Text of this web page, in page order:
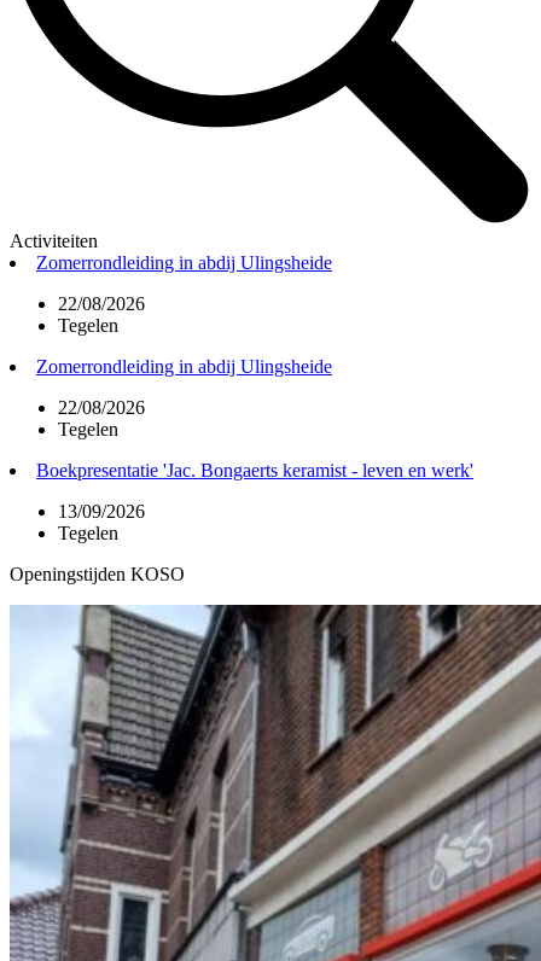
Activiteiten
Zomerrondleiding in abdij Ulingsheide
22/08/2026
Tegelen
Zomerrondleiding in abdij Ulingsheide
22/08/2026
Tegelen
Boekpresentatie 'Jac. Bongaerts keramist - leven en werk'
13/09/2026
Tegelen
Openingstijden KOSO